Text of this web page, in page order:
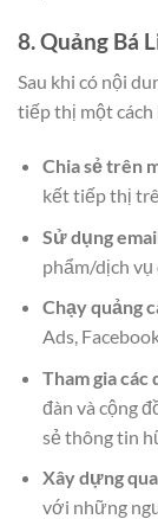
8. Quảng Bá
Sau khi có nội
tiếp thị một
Chia sẻ trên
kết tiếp thị
Sử dụng
phẩm/dịch vụ
Chạy quảng
Ads,
Tham gia các
đàn và cộng
sẻ thông tin
Xây dựng
với những